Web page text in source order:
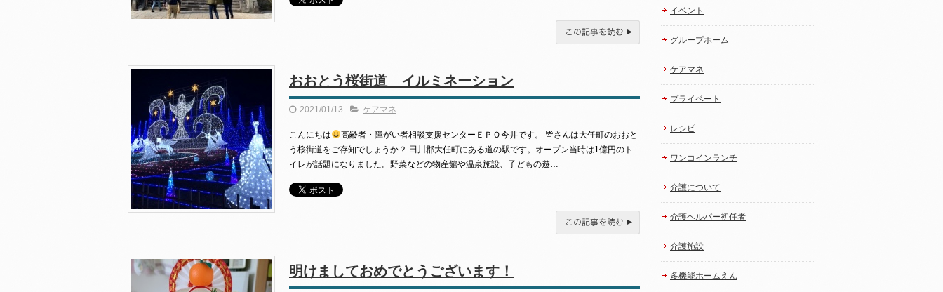
おおとう桜街道 イルミネーション
2021/01/13 ケアマネ
こんにちは
高齢者・障がい者相談支援センターＥＰＯ今井です。 皆さんは大任町のおおと
う桜街道をご存知でしょうか？ 田川郡大任町にある道の駅です。オープン当時は1億円のト
イレが話題になりました。野菜などの物産館や温泉施設、子どもの遊…
明けましておめでとうございます！
イベント
グループホーム
ケアマネ
プライベート
レシピ
ワンコインランチ
介護について
介護ヘルパー初任者
介護施設
多機能ホームえん